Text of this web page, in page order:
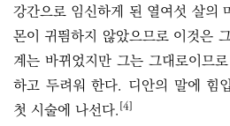
강간으로 임신하게 된 열여섯 살의
몬이 귀띔하지 않았으므로 이것은
계는 바뀌었지만 그는 그대로이므
하고 두려워 한다. 디안의 말에 힘
첫 시술에 나선다.[4]